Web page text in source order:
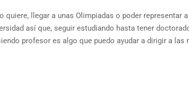
llegar a unas Olimpiadas o poder representar
así que, seguir estudiando hasta tener
profesor es algo que puedo ayudar a dirigir a